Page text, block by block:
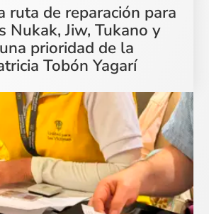
ruta de reparación para
Nukak, Jiw, Tukano y
prioridad de la
Tobón Yagarí